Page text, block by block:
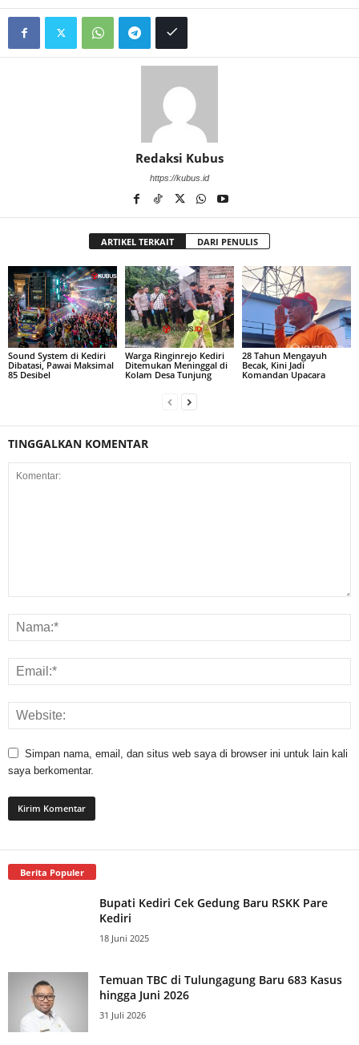
Redaksi Kubus
https://kubus.id
ARTIKEL TERKAIT DARI PENULIS
Sound System di Kediri
Dibatasi, Pawai Maksimal
85 Desibel
Warga Ringinrejo Kediri
Ditemukan Meninggal di
Kolam Desa Tunjung
28 Tahun Mengayuh
Becak, Kini Jadi
Komandan Upacara
TINGGALKAN KOMENTAR
Simpan nama, email, dan situs web saya di browser ini untuk lain kali
saya berkomentar.
Berita Populer
Bupati Kediri Cek Gedung Baru RSKK Pare
Kediri
18 Juni 2025
Temuan TBC di Tulungagung Baru 683 Kasus
hingga Juni 2026
31 Juli 2026